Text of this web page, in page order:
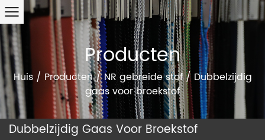
Producten
Huis/ Producten/NR gebreide stof/ Dubbelzijdig
gaas voor broekstof
Dubbelzijdig Gaas Voor Broekstof